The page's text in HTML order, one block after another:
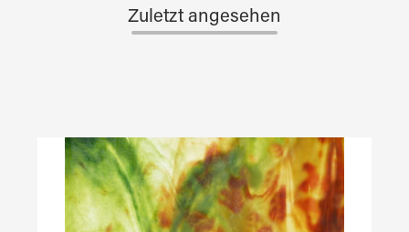
Zuletzt angesehen
Produktgalerie überspringen